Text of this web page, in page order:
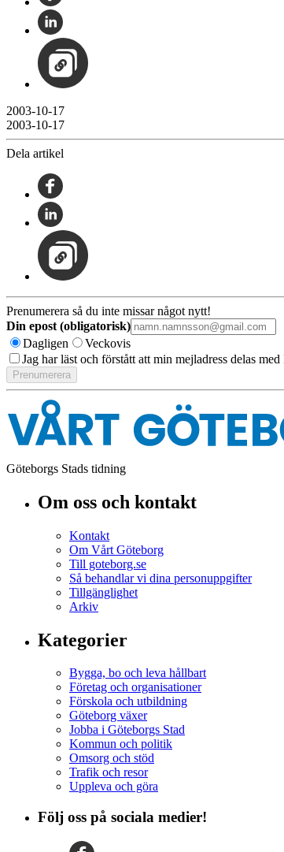
2003-10-17
2003-10-17
Dela artikel
Prenumerera så du inte missar något nytt!
Din epost (obligatorisk)
Dagligen
Veckovis
Jag har läst och förstått att min mejladress delas
Göteborgs Stads tidning
Om oss och kontakt
Kontakt
Om Vårt Göteborg
Till goteborg.se
Så behandlar vi dina personuppgifter
Tillgänglighet
Arkiv
Kategorier
Bygga, bo och leva hållbart
Företag och organisationer
Förskola och utbildning
Göteborg växer
Jobba i Göteborgs Stad
Kommun och politik
Omsorg och stöd
Trafik och resor
Uppleva och göra
Följ oss på sociala medier!